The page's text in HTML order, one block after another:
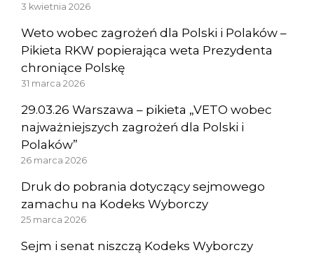
3 kwietnia 2026
Weto wobec zagrożeń dla Polski i Polaków –
Pikieta RKW popierająca weta Prezydenta
chroniące Polskę
31 marca 2026
29.03.26 Warszawa – pikieta „VETO wobec
najważniejszych zagrożeń dla Polski i
Polaków”
26 marca 2026
Druk do pobrania dotyczący sejmowego
zamachu na Kodeks Wyborczy
25 marca 2026
Sejm i senat niszczą Kodeks Wyborczy